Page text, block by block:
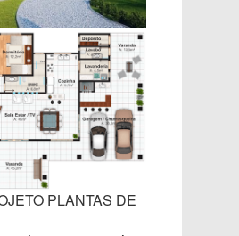
PLANTAS DE